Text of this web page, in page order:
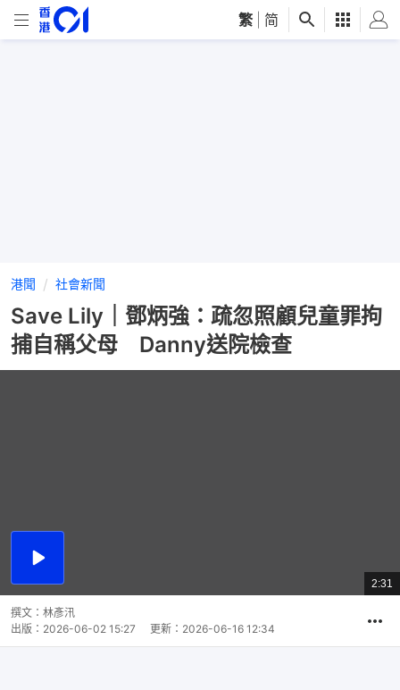
繁 简
港聞 社會新聞
Save Lily｜鄧炳強：疏忽照顧兒童罪拘
捕自稱父母 Danny送院檢查
播
總
共
2:31
撰文： 林彥汛
出版： 2026-06-02 15:27 更新： 2026-06-16 12:34